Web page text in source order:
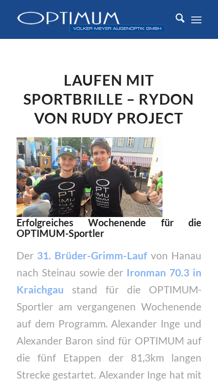
LAUFEN MIT
SPORTBRILLE – RYDON
VON RUDY PROJECT
Erfolgreiches Wochenende für die
OPTIMUM-Sportler
Der 31. Brüder-Grimm-Lauf von Hanau
nach Steinau sowie der Ironman 70.3 in
Kraichgau stand für die OPTIMUM-
Sportler am vergangenen Wochenende
auf dem Programm. Alexander Inge und
Alexander Baron sind für OPTIMUM auf
die fünf Etappen der 81,3km langen
Strecke gestartet. Alexander Inge hat mit